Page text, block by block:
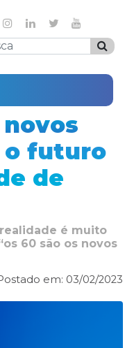
novos
o futuro
de
é muito
60 são os novos
em: 03/02/2023